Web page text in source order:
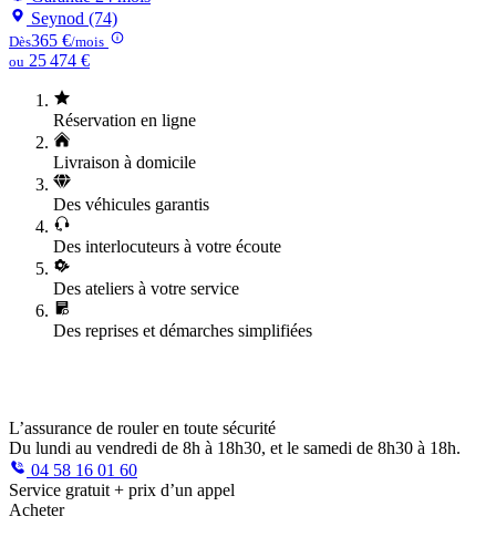
Seynod (74)
Dès365 €/mois
ou 25 474 €
Réservation en ligne
Livraison à domicile
Des véhicules garantis
Des interlocuteurs à votre écoute
Des ateliers à votre service
Des reprises et démarches simplifiées
L’assurance de rouler en toute sécurité
Du lundi au vendredi de 8h à 18h30, et le samedi de 8h30 à 18h.
04 58 16 01 60
Service gratuit + prix d’un appel
Acheter